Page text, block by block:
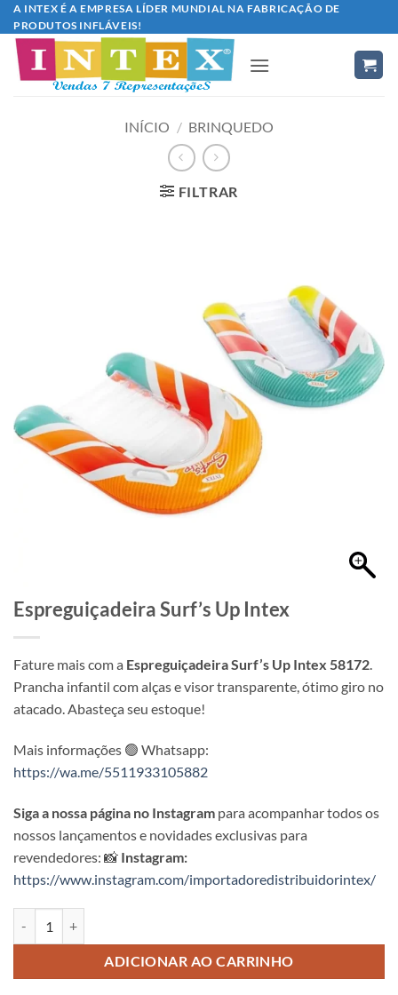
Skip
to
content
A INTEX É A EMPRESA LÍDER MUNDIAL NA FABRICAÇÃO DE
PRODUTOS INFLÁVEIS!
INÍCIO / BRINQUEDO
FILTRAR
Espreguiçadeira Surf’s Up Intex
Fature mais com a Espreguiçadeira Surf’s Up Intex 58172.
Prancha infantil com alças e visor transparente, ótimo giro no
atacado. Abasteça seu estoque!
Mais informações 🟢 Whatsapp:
https://wa.me/5511933105882
Siga a nossa página no Instagram para acompanhar todos os
nossos lançamentos e novidades exclusivas para
revendedores: 📸 Instagram:
https://www.instagram.com/importadoredistribuidorintex/
ADICIONAR AO CARRINHO